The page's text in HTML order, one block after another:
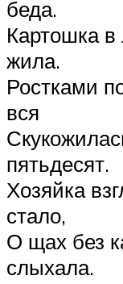
беда.
Картошка в
жила.
Ростками
вся
пятьдесят.
Хозяйка
стало,
О щах без
слыхала.